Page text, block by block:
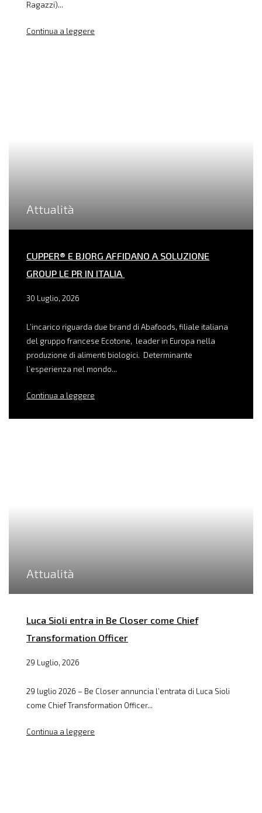
Ragazzi)...
Continua a leggere
Attualità
CUPPER® E BJORG AFFIDANO A SOLUZIONE
GROUP LE PR IN ITALIA
30 Luglio, 2026
L’incarico riguarda due brand di Abafoods, filiale italiana
del gruppo francese Ecotone, leader in Europa nella
produzione di alimenti biologici. Determinante
l’esperienza nel mondo...
Continua a leggere
Attualità
Luca Sioli entra in Be Closer come Chief
Transformation Officer
29 Luglio, 2026
29 luglio 2026 – Be Closer annuncia l’entrata di Luca Sioli
come Chief Transformation Officer...
Continua a leggere